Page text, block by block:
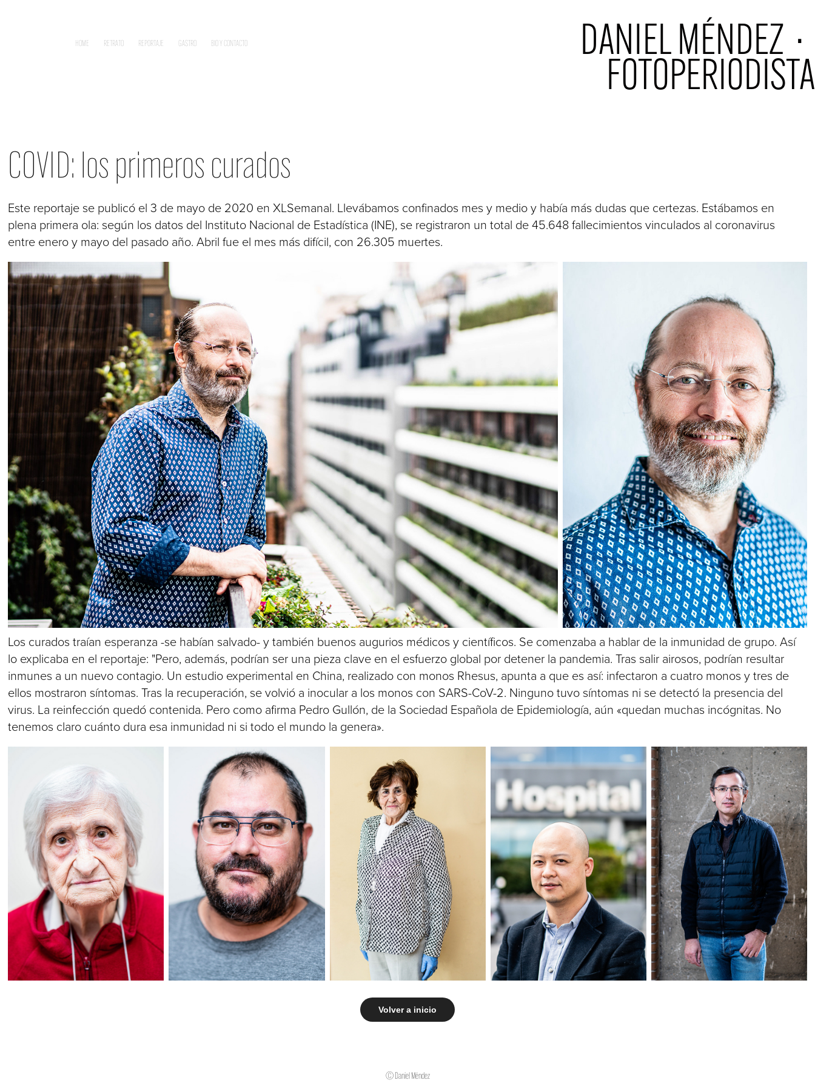
FOTOPERIODISTA
HOME RETRATO REPORTAJE GASTRO BIO Y CONTACTO
COVID: los primeros curados
Este reportaje se publicó el 3 de mayo de 2020 en XLSemanal. Llevábamos confinados mes y medio y había más dudas que certezas. Estábamos en
plena primera ola: según los datos del Instituto Nacional de Estadística (INE), se registraron un total de 45.648 fallecimientos vinculados al coronavirus
entre enero y mayo del pasado año. Abril fue el mes más difícil, con 26.305 muertes.
Los curados traían esperanza -se habían salvado- y también buenos augurios médicos y científicos. Se comenzaba a hablar de la inmunidad de grupo. Así
lo explicaba en el reportaje: "Pero, además, podrían ser una pieza clave en el esfuerzo global por detener la pandemia. Tras salir airosos, podrían resultar
inmunes a un nuevo contagio. Un estudio experimental en China, realizado con monos Rhesus, apunta a que es así: infectaron a cuatro monos y tres de
ellos mostraron síntomas. Tras la recuperación, se volvió a inocular a los monos con SARS-CoV-2. Ninguno tuvo síntomas ni se detectó la presencia del
virus. La reinfección quedó contenida. Pero como afirma Pedro Gullón, de la Sociedad Española de Epidemiología, aún «quedan muchas incógnitas. No
tenemos claro cuánto dura esa inmunidad ni si todo el mundo la genera».
Volver a inicio
© Daniel Méndez